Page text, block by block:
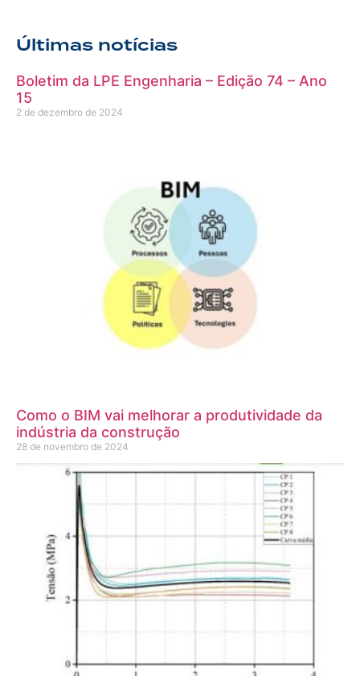
Últimas notícias
Boletim da LPE Engenharia – Edição 74 – Ano
15
2 de dezembro de 2024
Como o BIM vai melhorar a produtividade da
indústria da construção
28 de novembro de 2024